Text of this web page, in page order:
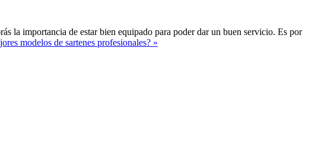
la importancia de estar bien equipado para poder dar un buen servicio. Es por
modelos de sartenes profesionales? »